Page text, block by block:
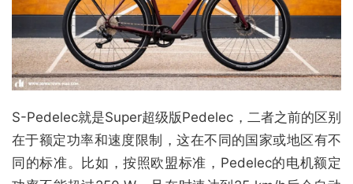
S-Pedelec就是Super超级版Pedelec，二者之前的区别
在于额定功率和速度限制，这在不同的国家或地区有不
同的标准。比如，按照欧盟标准，Pedelec的电机额定